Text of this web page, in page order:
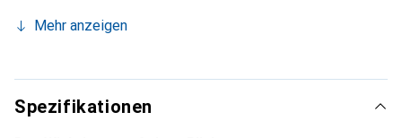
unverzichtbaren Accessoire für Ihr Smartphone. Die Marke
anerkannt und eine zuverlässige Wahl für eine
anspruchsvolle Klientel.
Mehr anzeigen
Spezifikationen